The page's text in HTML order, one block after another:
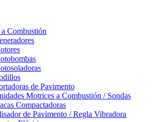
Combustión
de Pavimento
Motrices a Combustión / Sondas
Compactadoras
de Pavimento / Regla Vibradora